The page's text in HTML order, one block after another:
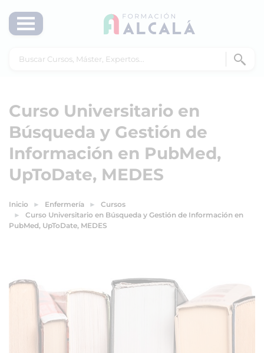
Curso Universitario en
Búsqueda y Gestión de
Información en PubMed,
UpToDate, MEDES
Inicio Enfermería
Cursos
Curso Universitario en Búsqueda y Gestión de Información en
PubMed, UpToDate, MEDES